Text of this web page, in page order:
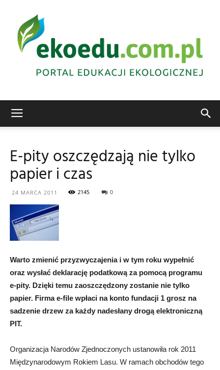
ekologiczna
E-pity oszczędzają nie tylko
papier i czas
24 MARCA 2011 2145 0
Warto zmienić przyzwyczajenia i w tym roku wypełnić
oraz wysłać deklarację podatkową za pomocą programu
e-pity. Dzięki temu zaoszczędzony zostanie nie tylko
papier. Firma e-file wpłaci na konto fundacji 1 grosz na
sadzenie drzew za każdy nadesłany drogą elektroniczną
PIT.
Organizacja Narodów Zjednoczonych ustanowiła rok 2011
Międzynarodowym Rokiem Lasu. W ramach obchodów tego